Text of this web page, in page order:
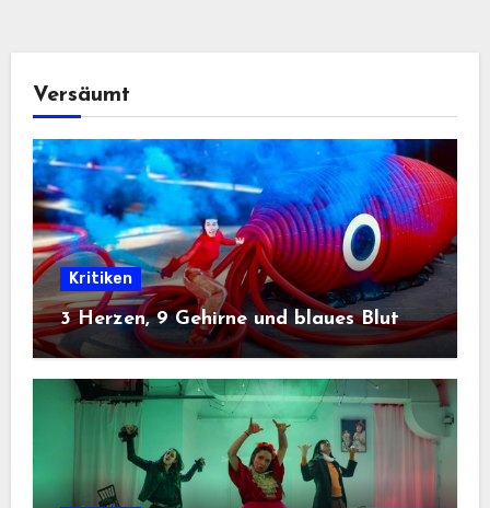
Versäumt
Kritiken
3 Herzen, 9 Gehirne und blaues Blut